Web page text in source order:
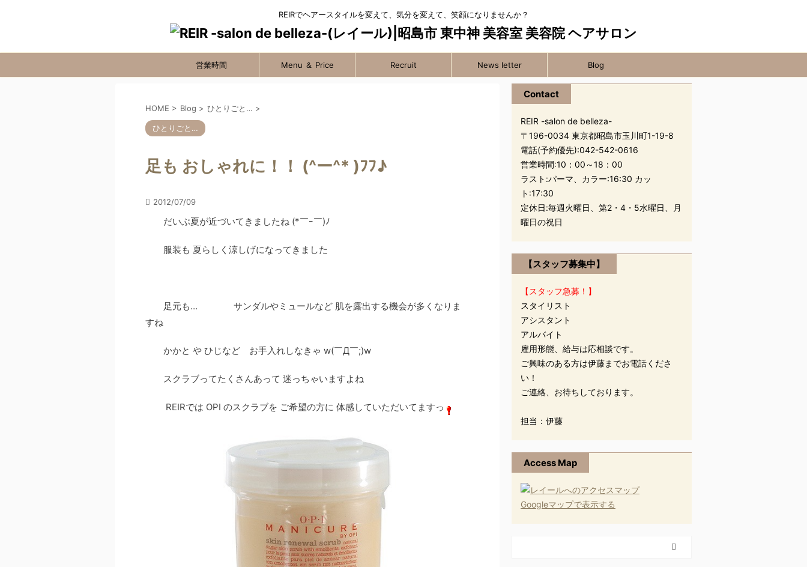
REIRでヘアースタイルを変えて、気分を変えて、笑顔になりませんか？
営業時間 Menu ＆ Price Recruit News letter Blog
HOME > Blog > ひとりごと… >
ひとりごと…
足も おしゃれに！！ (^ー^* )ﾌﾌ♪
2012/07/09
だいぶ夏が近づいてきましたね (*￣ｰ￣)ﾉ
服装も 夏らしく涼しげになってきました
足元も… サンダルやミュールなど 肌を露出する機会が多くなりま
すね
かかと や ひじなど お手入れしなきゃ w(￣Д￣;)w
スクラブってたくさんあって 迷っちゃいますよね
REIRでは OPI のスクラブを ご希望の方に 体感していただいてますっ
Contact
REIR -salon de belleza-
〒196-0034 東京都昭島市玉川町1-19-8
電話(予約優先):042-542-0616
営業時間:10：00～18：00
ラスト:パーマ、カラー:16:30 カッ
ト:17:30
定休日:毎週火曜日、第2・4・5水曜日、月
曜日の祝日
【スタッフ募集中】
【スタッフ急募！】
スタイリスト
アシスタント
アルバイト
雇用形態、給与は応相談です。
ご興味のある方は伊藤までお電話くださ
い！
ご連絡、お待ちしております。
担当：伊藤
Access Map
Googleマップで表示する